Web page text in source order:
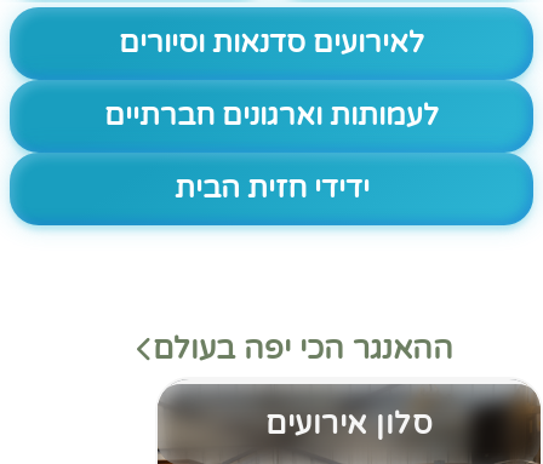
לאירועים סדנאות וסיורים
לעמותות וארגונים חברתיים
ידידי חזית הבית
ההאנגר הכי יפה בעולם
סלון אירועים